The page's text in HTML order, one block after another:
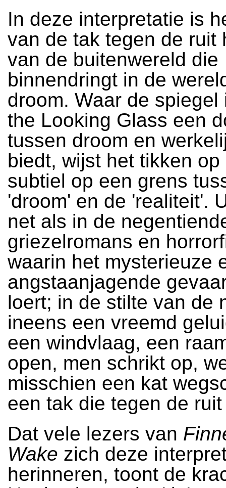
In deze interpretatie is
van de tak tegen de ruit
van de buitenwereld die
binnendringt in de
droom. Waar de spiegel
the Looking Glass een
tussen droom en
biedt, wijst het tikken op
subtiel op een grens
'droom' en de 'realiteit'.
net als in de
griezelromans en
waarin het mysterieuze
angstaanjagende
loert; in de stilte van de
ineens een vreemd
een windvlaag, een
open, men schrikt op,
misschien een kat
een tak die tegen de
Dat vele lezers van
Wake zich deze
herinneren, toont de